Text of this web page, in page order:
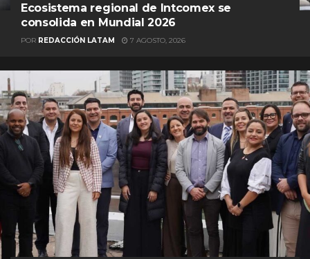
Ecosistema regional de Intcomex se
consolida en Mundial 2026
POR REDACCIÓN LATAM 7 AGOSTO, 2026